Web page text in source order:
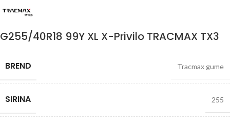
G255/40R18 99Y XL X-Privilo TRACMAX TX3
BREND Tracmax gume
SIRINA 255